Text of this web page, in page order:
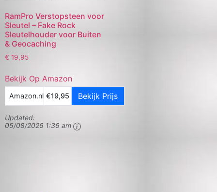
RamPro Verstopsteen voor
Sleutel – Fake Rock
Sleutelhouder voor Buiten
& Geocaching
€ 19,95
Bekijk Op Amazon
Amazon.nl €19,95 Bekijk Prijs
Updated:
05/08/2026 1:36 am